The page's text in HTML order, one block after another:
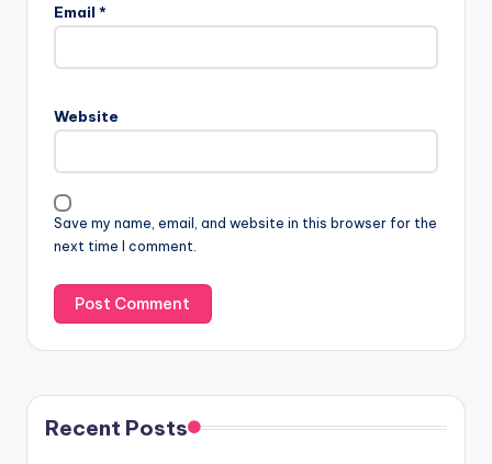
Email *
Website
Save my name, email, and website in this browser for the
next time I comment.
Recent Posts